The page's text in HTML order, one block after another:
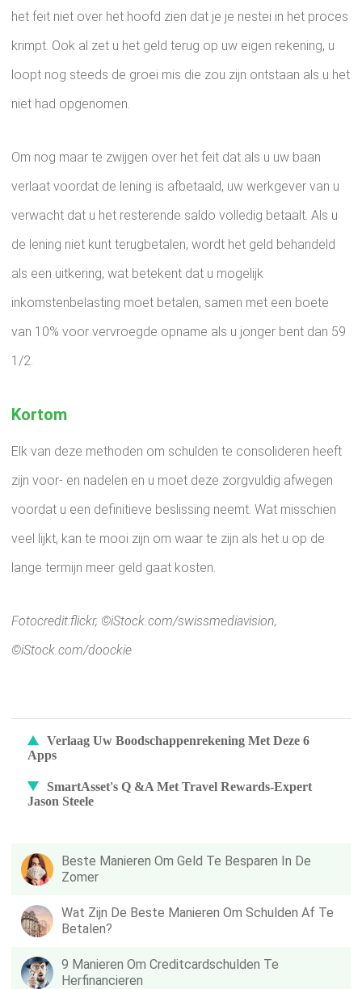
het feit niet over het hoofd zien dat je je nestei in het proces
krimpt. Ook al zet u het geld terug op uw eigen rekening, u
loopt nog steeds de groei mis die zou zijn ontstaan ​​als u het
niet had opgenomen.
Om nog maar te zwijgen over het feit dat als u uw baan
verlaat voordat de lening is afbetaald, uw werkgever van u
verwacht dat u het resterende saldo volledig betaalt. Als u
de lening niet kunt terugbetalen, wordt het geld behandeld
als een uitkering, wat betekent dat u mogelijk
inkomstenbelasting moet betalen, samen met een boete
van 10% voor vervroegde opname als u jonger bent dan 59
1/2.
Kortom
Elk van deze methoden om schulden te consolideren heeft
zijn voor- en nadelen en u moet deze zorgvuldig afwegen
voordat u een definitieve beslissing neemt. Wat misschien
veel lijkt, kan te mooi zijn om waar te zijn als het u op de
lange termijn meer geld gaat kosten.
Fotocredit:flickr, ©iStock.com/swissmediavision,
©iStock.com/doockie
Verlaag Uw Boodschappenrekening Met Deze 6
Apps
SmartAsset's Q &A Met Travel Rewards-Expert
Jason Steele
Beste Manieren Om Geld Te Besparen In De
Zomer
Wat Zijn De Beste Manieren Om Schulden Af ​​te
Betalen?
9 Manieren Om Creditcardschulden Te
Herfinancieren